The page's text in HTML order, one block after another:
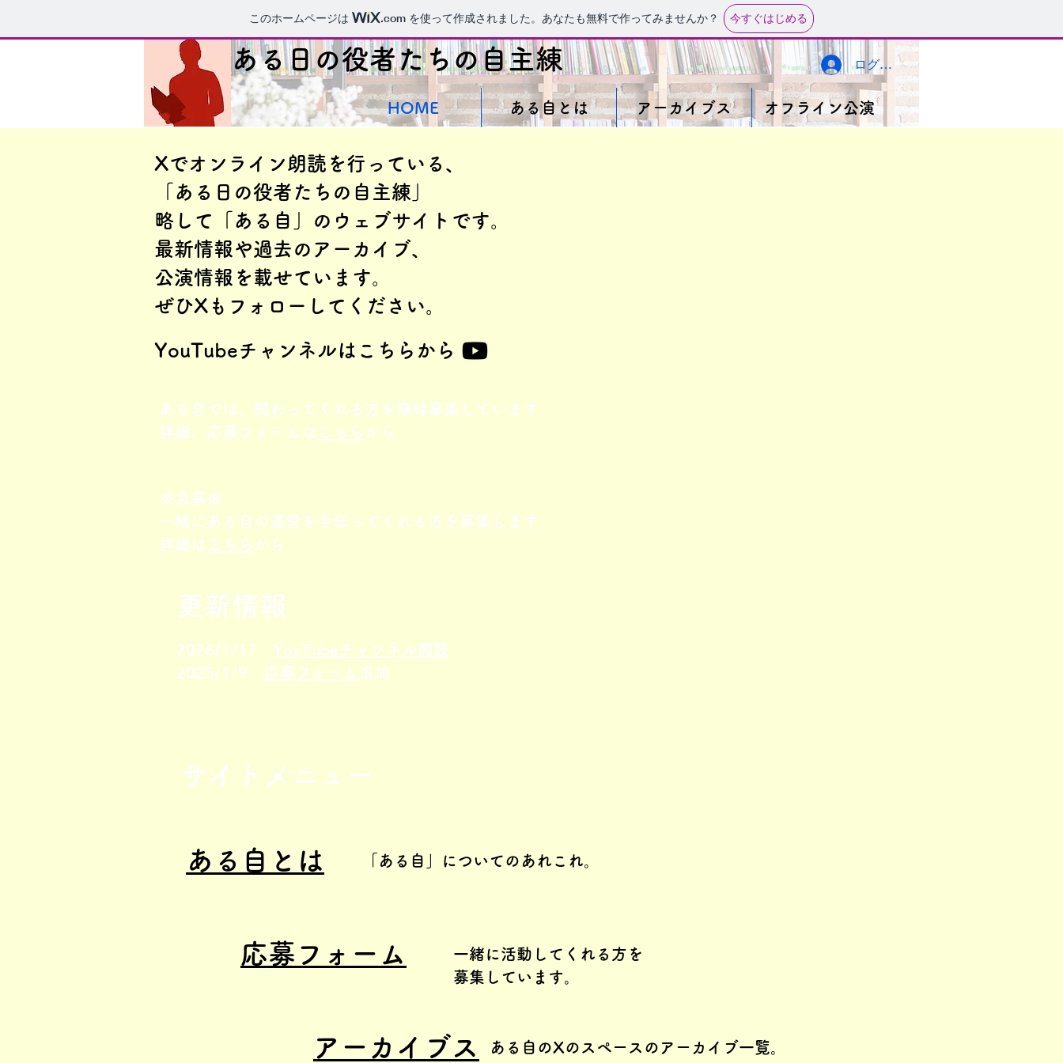
このホームページは .com を使って作成されました。あなたも無料で作ってみませんか？ 今すぐはじめる
HOME ある自とは アーカイブス オフライン公演
ある日の役者たちの自主練 ログイン
Xでオンライン朗読を行っている、
「ある日の役者たちの自主練」​
略して「ある自」のウェブサイトです。
​最新情報や過去のアーカイブ、
公演情報を載せています。
​ぜひXもフォローしてください。
※急募※
一緒にある自の運営を手伝ってくれる方を募集します。
​詳細は こちら から
ある自では、関わってくれる方を随時募集しています。
​詳細、応募フォームは こちら から
YouTubeチャンネルはこちらから
更新情報
2026/1/17 YouTubeチャンネル開設
2025/1/9 応募フォーム 追加
サイトメニュー
ある自とは 「ある自」についてのあれこれ。
応募フォーム
一緒に活動してくれる方を
​募集しています。
アーカイブス ある自のXのスペースのアーカイブ一覧。